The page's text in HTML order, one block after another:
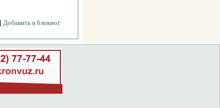
Добавить в блокнот